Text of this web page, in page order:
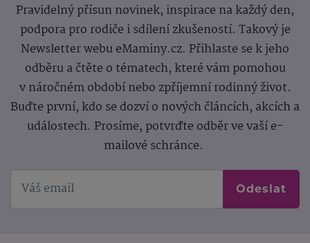
Pravidelný přísun novinek, inspirace na každý den,
podpora pro rodiče i sdílení zkušeností. Takový je
Newsletter webu eMaminy.cz. Přihlaste se k jeho
odběru a čtěte o tématech, které vám pomohou
v náročném období nebo zpříjemní rodinný život.
Buďte první, kdo se dozví o nových článcích, akcích a
událostech. Prosíme, potvrďte odběr ve vaší e-
mailové schránce.
Odeslat